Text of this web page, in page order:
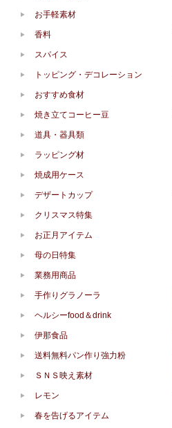
お手軽素材
香料
スパイス
トッピング・デコレーション
おすすめ食材
焼き立てコーヒー豆
道具・器具類
ラッピング材
焼成用ケース
デザートカップ
クリスマス特集
お正月アイテム
母の日特集
業務用商品
手作りグラノーラ
ヘルシーfood＆drink
伊那食品
送料無料パン作り強力粉
ＳＮＳ映え素材
レモン
春を告げるアイテム